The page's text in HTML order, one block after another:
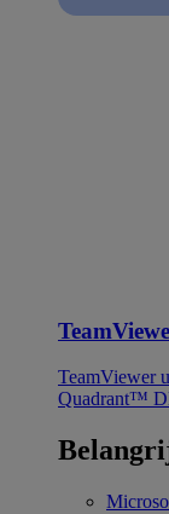
TeamViewer
Quadrant™